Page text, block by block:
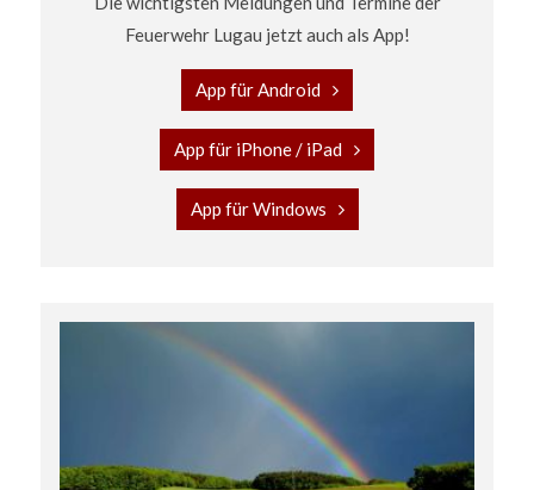
Feuerwehr Lugau jetzt auch als App!
App für Android
App für iPhone / iPad
App für Windows